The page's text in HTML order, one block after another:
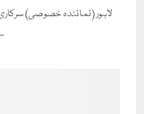
لاہور (نمائندہ خصوصی)
تاحیات پنشن دی جائے گی یاد رہے کہ گزشتہ ترامیم کے...